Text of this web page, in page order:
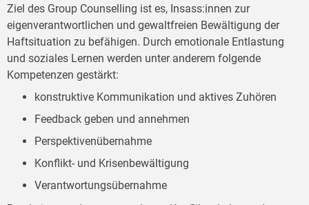
Ziel des Group Counselling ist es, Insass:innen zur
eigenverantwortlichen und gewaltfreien Bewältigung der
Haftsituation zu befähigen. Durch emotionale Entlastung
und soziales Lernen werden unter anderem folgende
Kompetenzen gestärkt:
konstruktive Kommunikation und aktives Zuhören
Feedback geben und annehmen
Perspektivenübernahme
Konflikt- und Krisenbewältigung
Verantwortungsübernahme